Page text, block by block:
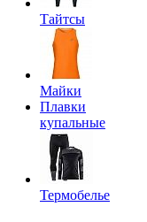
Тайтсы
Майки
Плавки
купальные
Термобелье